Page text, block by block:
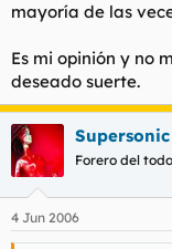
mayoría de las
Es mi opinión y no
deseado suerte.
Forero del
4 Jun 2006